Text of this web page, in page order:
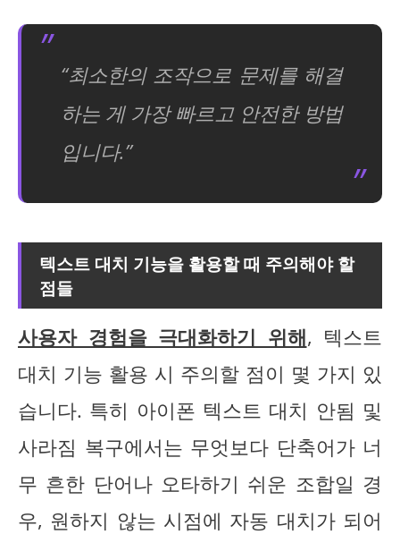
“최소한의 조작으로 문제를 해결
하는 게 가장 빠르고 안전한 방법
입니다.”
텍스트 대치 기능을 활용할 때 주의해야 할
점들
사용자 경험을 극대화하기 위해, 텍스트
대치 기능 활용 시 주의할 점이 몇 가지 있
습니다. 특히 아이폰 텍스트 대치 안됨 및
사라짐 복구에서는 무엇보다 단축어가 너
무 흔한 단어나 오타하기 쉬운 조합일 경
우, 원하지 않는 시점에 자동 대치가 되어